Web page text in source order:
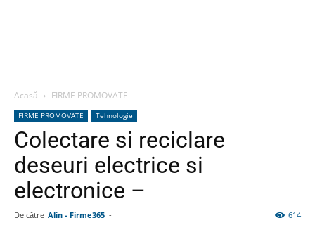
Acasă FIRME PROMOVATE
FIRME PROMOVATE Tehnologie
Colectare si reciclare
deseuri electrice si
electronice –
De către Alin - Firme365 - 614